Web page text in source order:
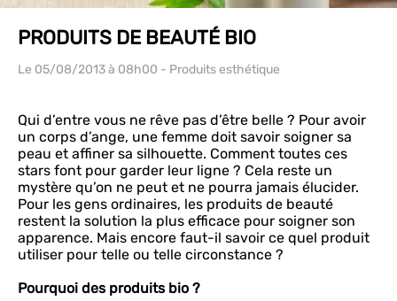
PRODUITS DE BEAUTÉ BIO
Le 05/08/2013à 08h00 - Produits esthétique
Qui d’entre vous ne rêve pas d’être belle ? Pour avoir
un corps d’ange, une femme doit savoir soigner sa
peau et affiner sa silhouette. Comment toutes ces
stars font pour garder leur ligne ? Cela reste un
mystère qu’on ne peut et ne pourra jamais élucider.
Pour les gens ordinaires, les produits de beauté
restent la solution la plus efficace pour soigner son
apparence. Mais encore faut-il savoir ce quel produit
utiliser pour telle ou telle circonstance ?
Pourquoi des produits bio ?